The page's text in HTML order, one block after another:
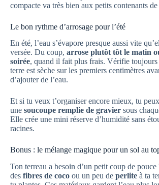
compacte va très bien aux petits contenants
Le bon rythme d’arrosage pour l’été
En été, l’eau s’évapore presque aussi vite
versée. Du coup, arrose plutôt tôt le matin
soirée, quand il fait plus frais. Vérifie toujours
terre est sèche sur les premiers centimètres
d’ajouter de l’eau.
Et si tu veux t’organiser encore mieux, tu
une soucoupe remplie de gravier sous
Elle crée une mini réserve d’humidité sans
racines.
Bonus : le mélange magique pour un sol au
Ton terreau a besoin d’un petit coup de
des fibres de coco ou un peu de perlite à ta